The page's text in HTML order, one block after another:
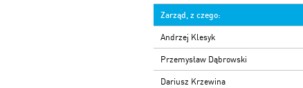
Zarząd, z czego:
Andrzej Klesyk
Przemysław Dąbrowski
Dariusz Krzewina